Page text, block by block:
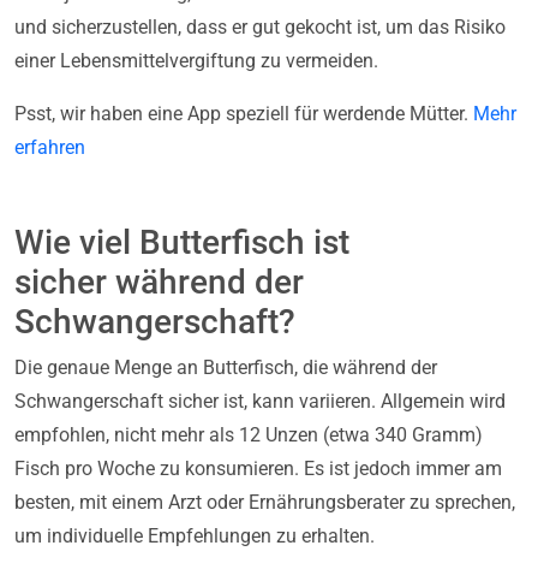
und sicherzustellen, dass er gut gekocht ist, um das Risiko
einer Lebensmittelvergiftung zu vermeiden.
Psst, wir haben eine App speziell für werdende Mütter. Mehr
erfahren
Wie viel Butterfisch ist
sicher während der
Schwangerschaft?
Die genaue Menge an Butterfisch, die während der
Schwangerschaft sicher ist, kann variieren. Allgemein wird
empfohlen, nicht mehr als 12 Unzen (etwa 340 Gramm)
Fisch pro Woche zu konsumieren. Es ist jedoch immer am
besten, mit einem Arzt oder Ernährungsberater zu sprechen,
um individuelle Empfehlungen zu erhalten.